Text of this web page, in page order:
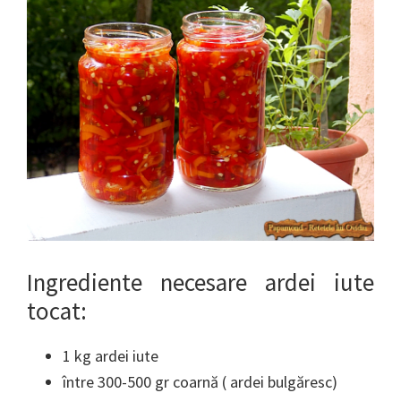
Ingrediente necesare ardei iute
tocat:
1 kg ardei iute
între 300-500 gr coarnă ( ardei bulgăresc)